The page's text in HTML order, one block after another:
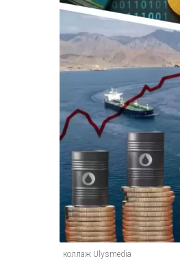
коллаж Ulysmedia